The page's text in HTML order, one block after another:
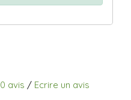
0 avis / Ecrire un avis